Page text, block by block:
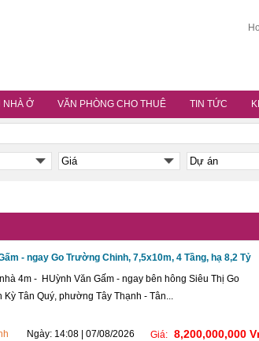
NHÀ Ở VĂN PHÒNG CHO THUÊ TIN TỨC
- ngay Go Trường Chinh, 7,5x10m, 4 Tầng, hạ 8,2 Tỷ
4m - HUỳnh Văn Gấm - ngay bên hông Siêu Thị Go
Tân Quý, phường Tây Thạnh - Tân...
Ngày: 14:08 | 07/08/2026 Giá: 8,200,000,000